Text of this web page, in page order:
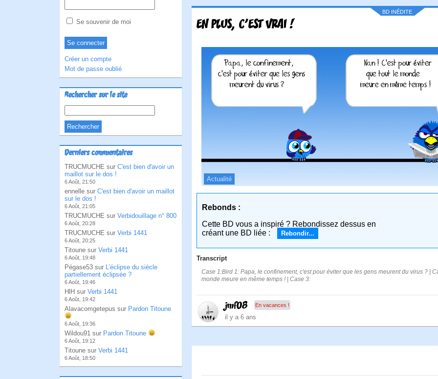
Se souvenir de moi
Créer un compte
Mot de passe oublié
Rechercher sur le site
Derniers commentaires
TRUCMUCHE sur C'est bien d'avoir un
maillot sur le dos !
6 Août, 21:50
ennelle sur C'est bien d'avoir un maillot
sur le dos !
6 Août, 21:05
TRUCMUCHE sur Verbidouillage n° 800
6 Août, 20:28
TRUCMUCHE sur Verbi 1441
6 Août, 20:25
Titoune sur Verbi 1441
6 Août, 19:48
Pégase53 sur L’éclipse du siècle
partiellement éclipsée ?
6 Août, 19:46
HlH sur Verbi 1441
6 Août, 19:42
Alavacomgetepus sur Pardon Titoune
6 Août, 19:36
Wildou91 sur Pardon Titoune
6 Août, 19:12
Titoune sur Verbi 1441
6 Août, 18:50
BD INÉDITE
EN PLUS, C'EST VRAI !
Actualité
Rebonds :
Cette BD vous a inspiré ? Rebondissez dessus en
créant une BD liée :
Rebondir...
Transcript
Case 1:Bird 1: Papa, le confinement, c'est pour éviter que les gens meurent du virus ? |
monde meure en même temps ! | Case 3:
jmf08 En vacances !
il y a 6 ans